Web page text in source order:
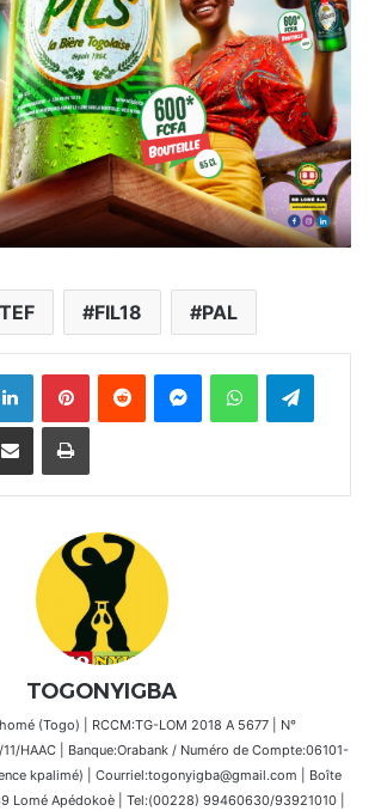
FIL18 PAL
Linkedin PinterestReddit MessengerWhatsAppTelegram
Partager par email Imprimer
TOGONYIGBA
(Togo) | RCCM:TG-LOM 2018 A 5677 | N°
HAAC | Banque:Orabank / Numéro de Compte:06101-
kpalimé) | Courriel:togonyigba@gmail.com | Boîte
Lomé Apédokoè | Tel:(00228) 99460630/93921010 |